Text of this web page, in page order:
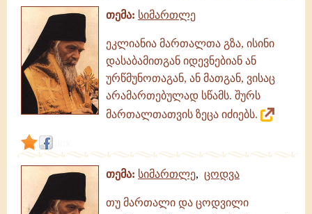
თემა: სიმართლე
ეკლიანია მართალთა გზა, ისინი
დასაბამითგან იდევნებიან ან
ურწმუნოთაგან, ან მათგან, ვისაც
არამართებულად სწამს. შურს
მართალთათვის ზეცა იძიებს.
თემა: სიმართლე, ცოდვა
თუ მართალი და ცოდვილი